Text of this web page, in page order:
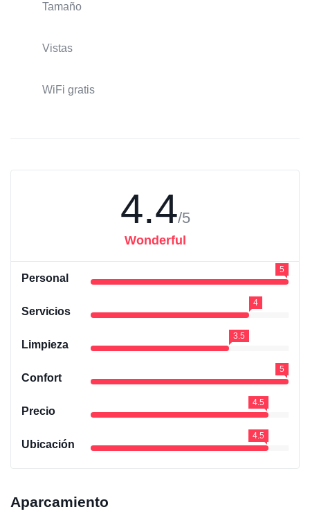
Tamaño
Vistas
WiFi gratis
4.4/5
Wonderful
Personal
5
Servicios
4
Limpieza
3.5
Confort
5
Precio
4.5
Ubicación
4.5
Aparcamiento